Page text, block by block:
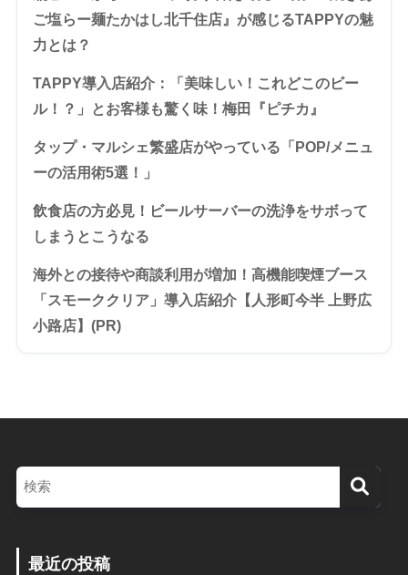
ご塩らー麺たかはし北千住店』が感じるTAPPYの魅
力とは？
TAPPY導入店紹介：「美味しい！これどこのビー
ル！？」とお客様も驚く味！梅田『ピチカ』
タップ・マルシェ繁盛店がやっている「POP/メニュ
ーの活用術5選！」
飲食店の方必見！ビールサーバーの洗浄をサボって
しまうとこうなる
海外との接待や商談利用が増加！高機能喫煙ブース
「スモーククリア」導入店紹介【人形町今半 上野広
小路店】(PR)
最近の投稿